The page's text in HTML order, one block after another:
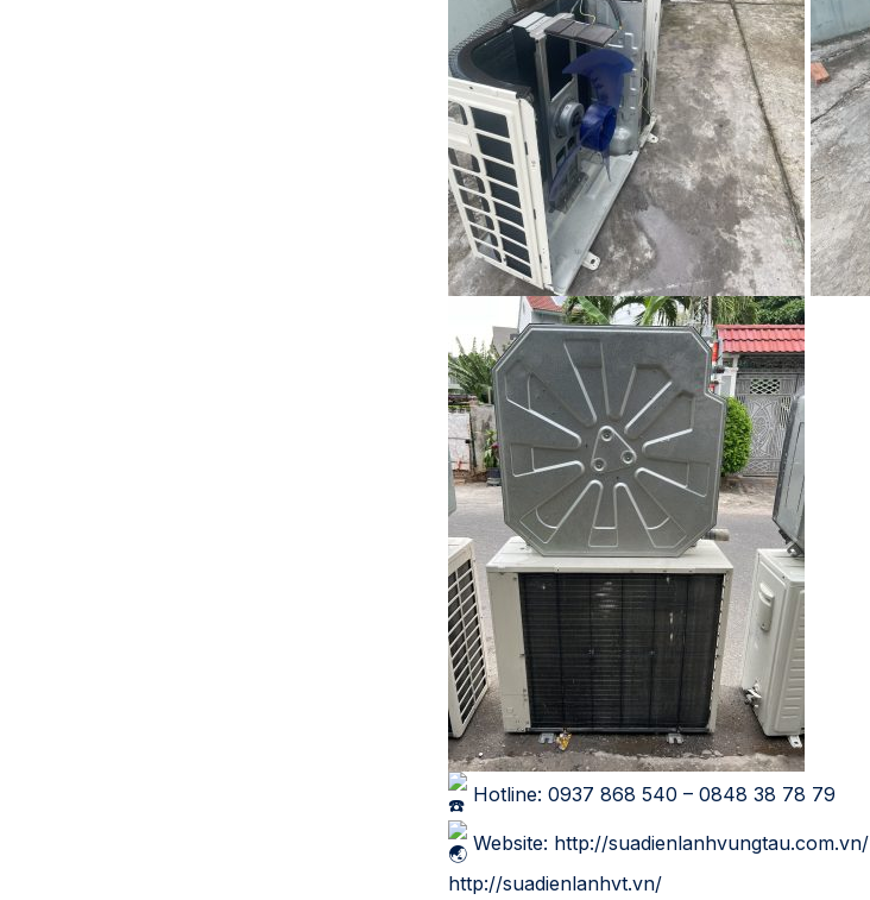
Hotline: 0937 868 540 – 0848 38 78 79
Website: http://suadienlanhvungtau.com.vn/
http://suadienlanhvt.vn/